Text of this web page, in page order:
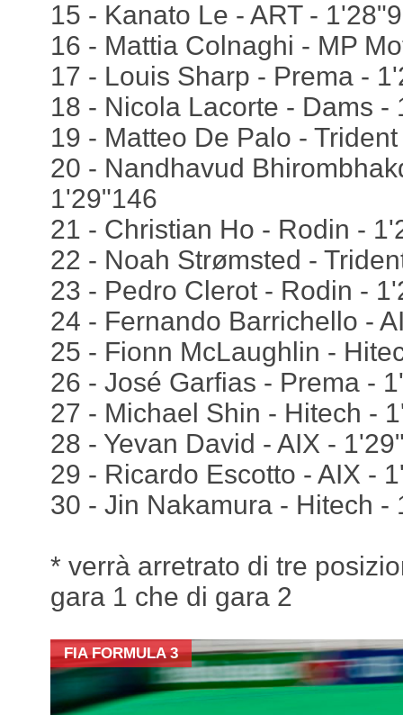
15 - Kanato Le - ART -
16 - Mattia Colnaghi - MP
17 - Louis Sharp - Prema -
18 - Nicola Lacorte - Dams -
19 - Matteo De Palo -
20 - Nandhavud
1'29"146
21 - Christian Ho - Rodin -
22 - Noah Strømsted -
23 - Pedro Clerot - Rodin -
24 - Fernando Barrichello -
25 - Fionn McLaughlin -
26 - José Garfias - Prema -
27 - Michael Shin - Hitech -
28 - Yevan David - AIX -
29 - Ricardo Escotto - AIX -
30 - Jin Nakamura - Hitech -
* verrà arretrato di tre
gara 1 che di gara 2
FIA FORMULA 3